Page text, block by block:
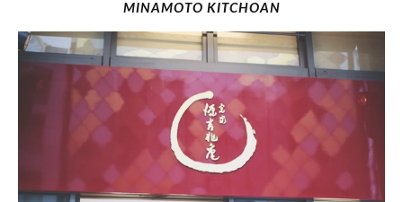
MINAMOTO KITCHOAN